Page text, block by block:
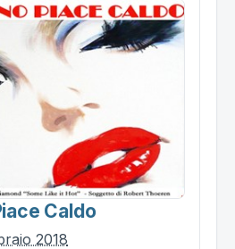
Caldo
2018